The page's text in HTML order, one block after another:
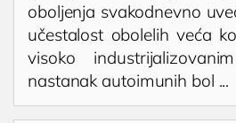
Ultrazvuk abdomena
Ultrazvuk skrotuma
Dopler krvnih sudova vrata

Dodirnite za poziv
(061) 63-23-053
oboljenja svakodnevno
učestalost obolelih veća
visoko
nastanak autoimunih bol ...